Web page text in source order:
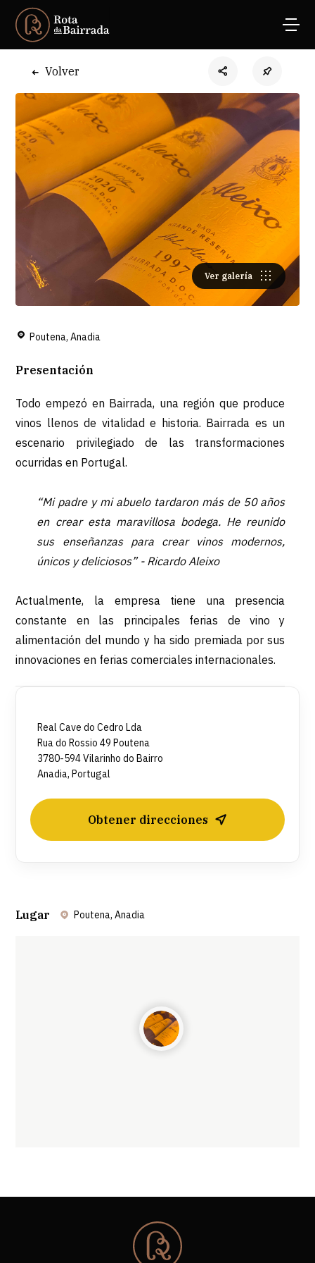
Volver
Ver galería
Poutena, Anadia
Presentación
Todo empezó en Bairrada, una región que produce
vinos llenos de vitalidad e historia. Bairrada es un
escenario privilegiado de las transformaciones
ocurridas en Portugal.
“Mi padre y mi abuelo tardaron más de 50 años
en crear esta maravillosa bodega. He reunido
sus enseñanzas para crear vinos modernos,
únicos y deliciosos” - Ricardo Aleixo
Actualmente, la empresa tiene una presencia
constante en las principales ferias de vino y
alimentación del mundo y ha sido premiada por sus
innovaciones en ferias comerciales internacionales.
Real Cave do Cedro Lda
Rua do Rossio 49 Poutena
3780-594 Vilarinho do Bairro
Anadia, Portugal
Obtener direcciones
Lugar Poutena, Anadia